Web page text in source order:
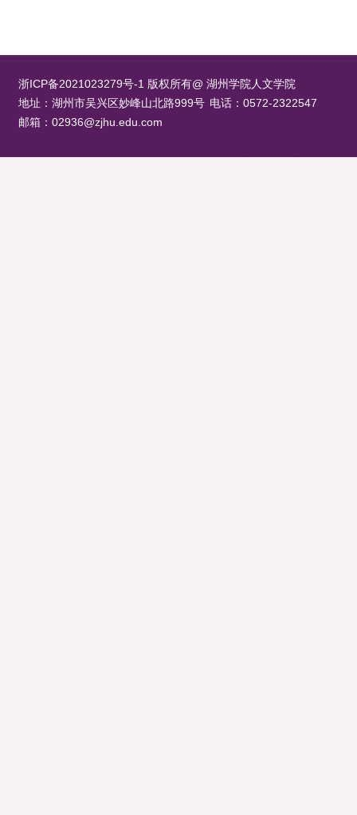
浙ICP备2021023279号-1 版权所有@ 湖州学院人文学院
地址：湖州市吴兴区妙峰山北路999号 电话：0572-2322547
邮箱：02936@zjhu.edu.com